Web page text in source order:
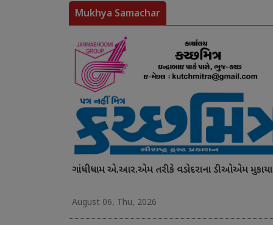
Mukhya Samachar
ગાંધીધામ એ.આર.એમ તરીકે વડોદરાના ડીઓએમ મુકાયા
August 06, Thu, 2026